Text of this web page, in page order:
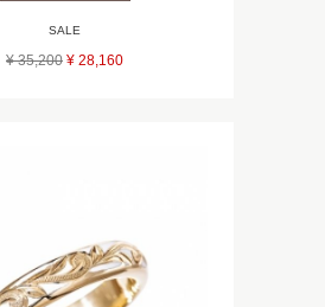
SALE
¥ 35,200 ¥ 28,160